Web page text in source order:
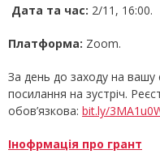
Дата та час: 2/11, 16:00.
Платформа: Zoom.
За день до заходу на вашу
посилання на зустріч.
обов’язкова: bit.ly/
Інофрмація про грант